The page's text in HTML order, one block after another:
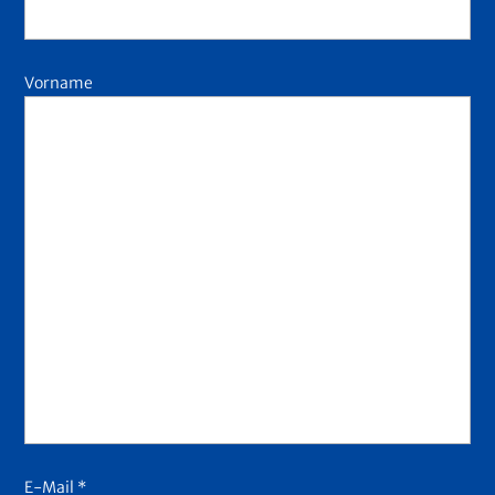
Vorname
E-Mail *